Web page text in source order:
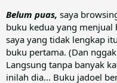
Belum puas, saya
buku kedua yang menjual
saya yang tidak lengkap
buku pertama. (Dan
Langsung tanpa banyak
inilah dia... Buku jadoel